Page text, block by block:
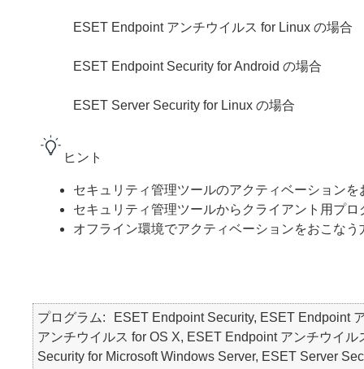
ESET Endpoint アンチウイルス for Linux の場合
ESET Endpoint Security for Android の場合
ESET Server Security for Linux の場合
ヒント
セキュリティ管理ツールのアクティベーションを
セキュリティ管理ツールからクライアント用プ
オフライン環境でアクティベーションをおこなう
プログラム
ESET Endpoint Security, ESET Endpoint
アンチウイルス for OS X, ESET Endpoint アンチウイ
Security for Microsoft Windows Server, ESET Server